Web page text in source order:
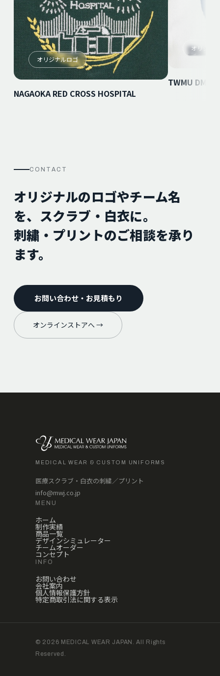
オリジナルロゴ
NAGAOKA RED CROSS HOSPITAL
オリジナ
TWMU DMC
CONTACT
オリジナルのロゴやチーム名
を、スクラブ・白衣に。
刺繍・プリントのご相談を承り
ます。
お問い合わせ・お見積もり
オンラインストアへ →
MEDICAL WEAR & CUSTOM UNIFORMS
医療スクラブ・白衣の刺繍／プリント
info@mwj.co.jp
MENU
ホーム
制作実績
商品一覧
デザインシミュレーター
チームオーダー
コンセプト
INFO
お問い合わせ
会社案内
個人情報保護方針
特定商取引法に関する表示
© 2026 MEDICAL WEAR JAPAN. All Rights
Reserved.